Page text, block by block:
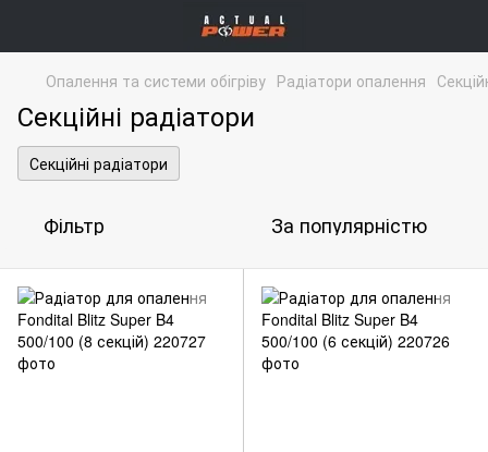
Опалення та системи обігріву Радіатори опалення
Секційні радіатори
Секційні радіатори
Фільтр За популярністю